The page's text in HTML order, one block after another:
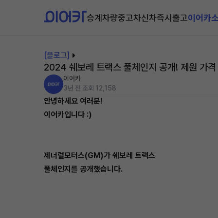
승계차량중고차신차즉시출고이어카
[블로그]
2024 쉐보레 트랙스 풀체인지 공개! 제원 가격
이어카
3년 전 조회 12,158
안녕하세요 여러분!
이어카입니다 :)
제너럴모터스(GM)가 쉐보레 트랙스
풀체인지를 공개했습니다.